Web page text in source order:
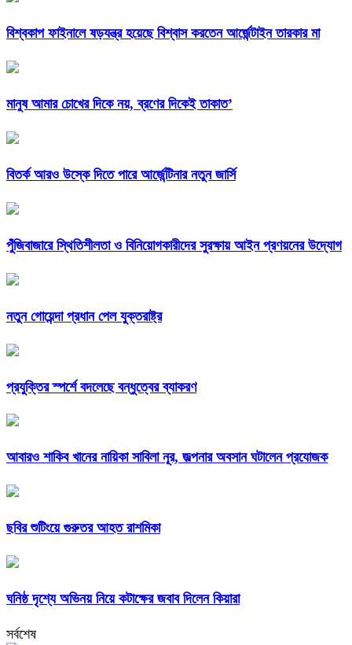
বিশ্বকাপ ফাইনালে ষড়যন্ত্র হয়েছে বিশ্বাস করতেন আর্জেন্টাইন তারকার মা
মানুষ আমার চোখের দিকে নয়, ব্রণের দিকেই তাকাত’
বিতর্ক আরও উস্কে দিতে পারে আর্জেন্টিনার নতুন জার্সি
পুঁজিবাজারে স্থিতিশীলতা ও বিনিয়োগকারীদের সুরক্ষায় আইন প্রণয়নের উদ্যোগ
নতুন গোয়েন্দা প্রধান পেল যুক্তরাষ্ট্র
প্রযুক্তির স্পর্শে বদলেছে বন্ধুত্বের ব্যাকরণ
আবারও শাকিব খানের নায়িকা সাবিলা নূর, জল্পনার অবসান ঘটালেন প্রযোজক
ছবির শুটিংয়ে গুরুতর আহত রাশমিকা
ঘনিষ্ঠ দৃশ্যে অভিনয় নিয়ে কটাক্ষের জবাব দিলেন কিয়ারা
সর্বশেষ